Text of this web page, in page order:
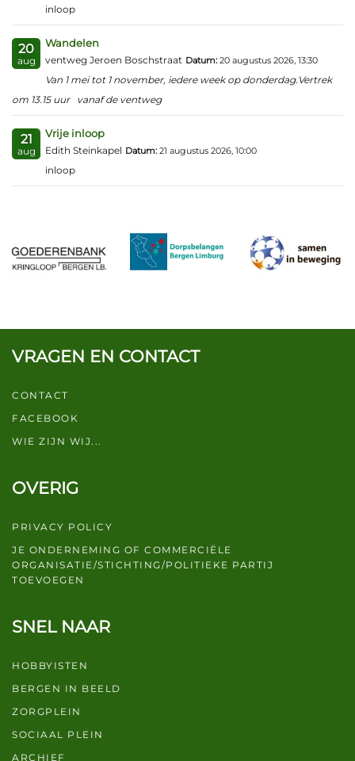
inloop
20
aug
Wandelen
ventweg Jeroen Boschstraat Datum: 20 augustus 2026, 13:30
Van 1 mei tot 1 november, iedere week op donderdag.Vertrek
om 13.15 uur vanaf de ventweg
21
aug
Vrije inloop
Edith Steinkapel Datum: 21 augustus 2026, 10:00
inloop
VRAGEN EN CONTACT
CONTACT
FACEBOOK
WIE ZIJN WIJ...
OVERIG
PRIVACY POLICY
JE ONDERNEMING OF COMMERCIËLE
ORGANISATIE/STICHTING/POLITIEKE PARTIJ
TOEVOEGEN
SNEL NAAR
HOBBYISTEN
BERGEN IN BEELD
ZORGPLEIN
SOCIAAL PLEIN
ARCHIEF